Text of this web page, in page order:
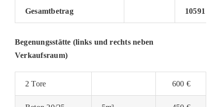
Gesamtbetrag 10591 €
Begenungsstätte (links und rechts neben
Verkaufsraum)
2 Tore 600 €